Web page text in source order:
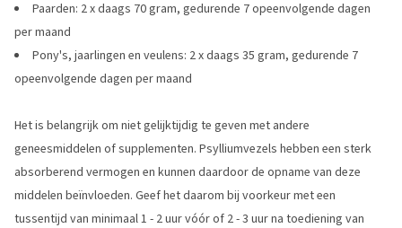
Paarden: 2 x daags 70 gram, gedurende 7 opeenvolgende dagen
per maand
Pony's, jaarlingen en veulens: 2 x daags 35 gram, gedurende 7
opeenvolgende dagen per maand
Het is belangrijk om niet gelijktijdig te geven met andere
geneesmiddelen of supplementen. Psylliumvezels hebben een sterk
absorberend vermogen en kunnen daardoor de opname van deze
middelen beïnvloeden. Geef het daarom bij voorkeur met een
tussentijd van minimaal 1 - 2 uur vóór of 2 - 3 uur na toediening van